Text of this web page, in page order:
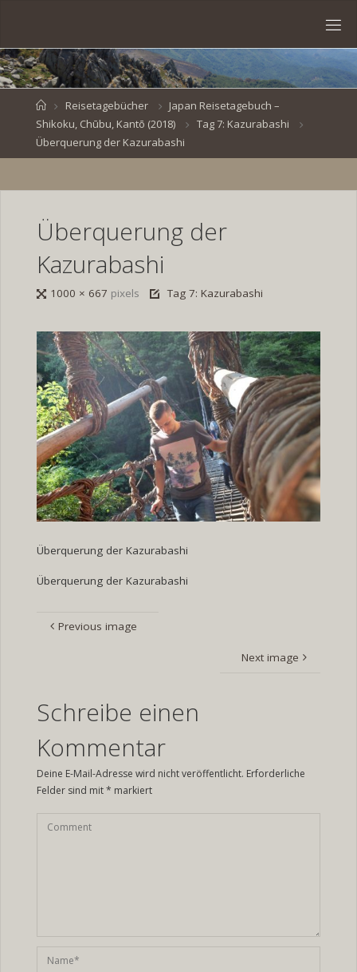
content
VEN
BR
DE
HomeReisetagebücher
Japan Reisetagebuch –
Shikoku, Chūbu, Kantō (2018)
Tag 7: Kazurabashi
Überquerung der Kazurabashi
Überquerung der
Kazurabashi
Full1000 × 667 pixels Tag 7: Kazurabashi
Überquerung der Kazurabashi
Überquerung der Kazurabashi
Previous image
Next image
Schreibe einen
Kommentar
Deine E-Mail-Adresse wird nicht veröffentlicht. Erforderliche
Felder sind mit* markiert